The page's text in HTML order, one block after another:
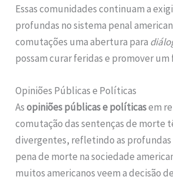
Essas comunidades continuam a
profundas no sistema penal
comutações uma abertura para
possam curar feridas e promover
Opiniões Públicas e Políticas
Asopiniões públicas e políticasem
comutação das sentenças de morte
divergentes, refletindo as profundas
pena de morte na sociedade
muitos americanos veem a decisão